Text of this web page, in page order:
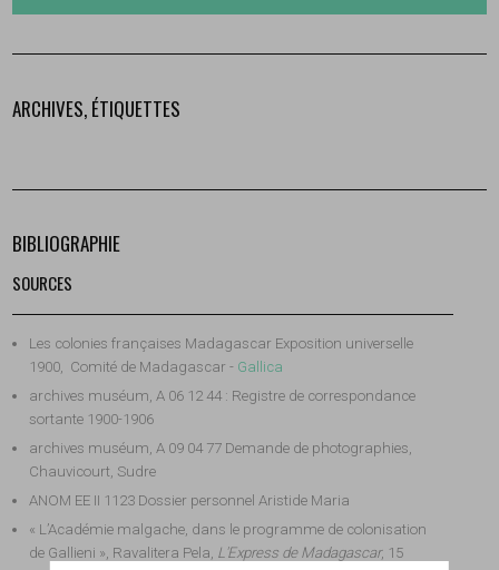
ARCHIVES, ÉTIQUETTES
BIBLIOGRAPHIE
SOURCES
Les colonies françaises Madagascar Exposition universelle
1900, Comité de Madagascar - Gallica
archives muséum, A 06 12 44 : Registre de correspondance
sortante 1900-1906
archives muséum, A 09 04 77 Demande de photographies,
Chauvicourt, Sudre
ANOM EE II 1123 Dossier personnel Aristide Maria
« L’Académie malgache, dans le programme de colonisation
de Gallieni », Ravalitera Pela, L'Express de Madagascar, 15